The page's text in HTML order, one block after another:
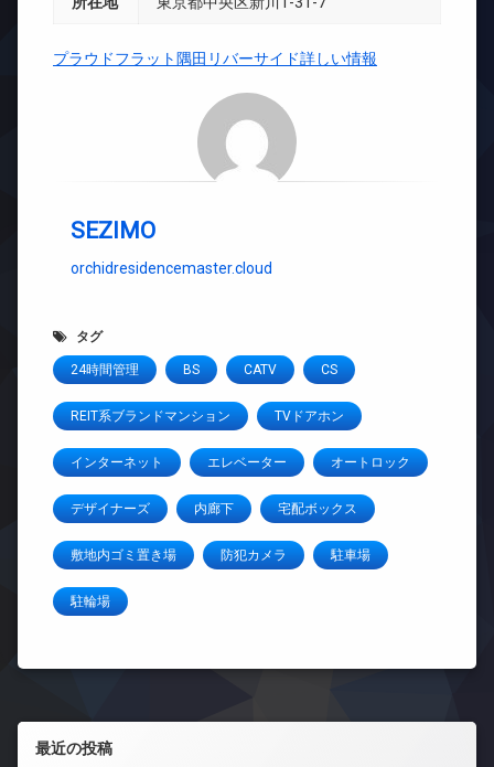
プラウドフラット隅田リバーサイド詳しい情報
SEZIMO
orchidresidencemaster.cloud
タグ
24時間管理 BS CATV CS
REIT系ブランドマンション TVドアホン
インターネット エレベーター オートロック
デザイナーズ 内廊下 宅配ボックス
敷地内ゴミ置き場 防犯カメラ 駐車場
駐輪場
左サイドバー
最近の投稿